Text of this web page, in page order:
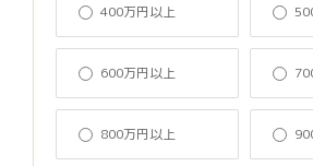
400万円以上
600万円以上
800万円以上